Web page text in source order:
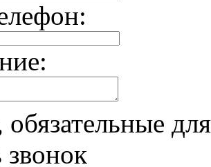
обязательные
звонок